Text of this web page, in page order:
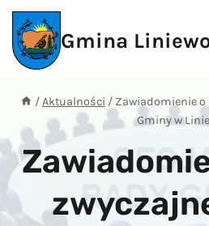
Przejdź
treści
Gmina
/Aktualności / Zawiadomienie o
Gminy w